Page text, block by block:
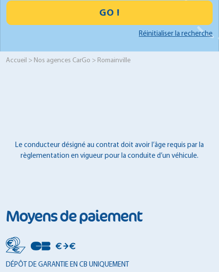
GO !
Réinitialiser la recherche
Accueil > Nos agences CarGo > Romainville
Le conducteur désigné au contrat doit avoir l’âge requis par la
règlementation en vigueur pour la conduite d’un véhicule.
Moyens de paiement
DÉPÔT DE GARANTIE EN CB UNIQUEMENT